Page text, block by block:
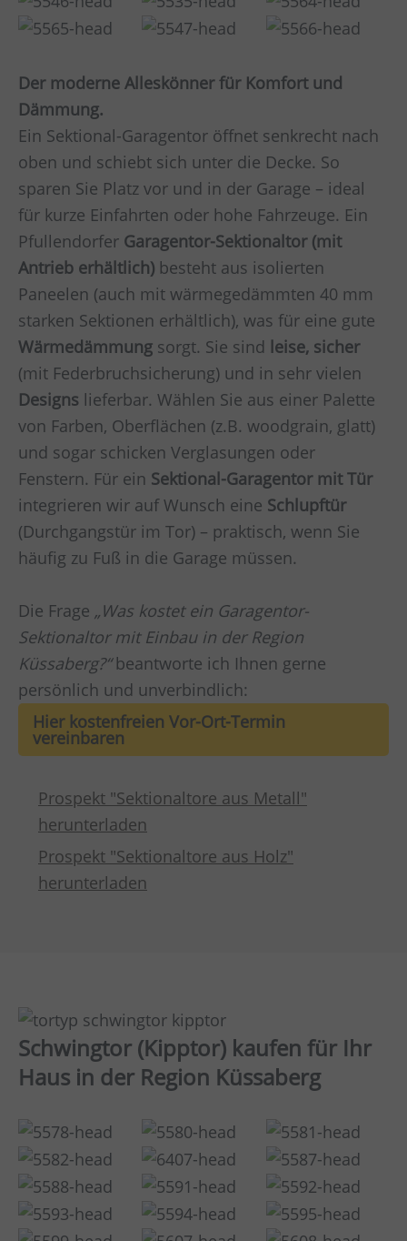
Der moderne Alleskönner für Komfort und
Dämmung.
Ein Sektional-Garagentor öffnet senkrecht nach
oben und schiebt sich unter die Decke. So
sparen Sie Platz vor und in der Garage – ideal
für kurze Einfahrten oder hohe Fahrzeuge. Ein
Pfullendorfer Garagentor-Sektionaltor (mit
Antrieb erhältlich) besteht aus isolierten
Paneelen (auch mit wärmegedämmten 40 mm
starken Sektionen erhältlich), was für eine gute
Wärmedämmung sorgt. Sie sind leise, sicher
(mit Federbruchsicherung) und in sehr vielen
Designs lieferbar. Wählen Sie aus einer Palette
von Farben, Oberflächen (z.B. woodgrain, glatt)
und sogar schicken Verglasungen oder
Fenstern. Für ein Sektional-Garagentor mit Tür
integrieren wir auf Wunsch eine Schlupftür
(Durchgangstür im Tor) – praktisch, wenn Sie
häufig zu Fuß in die Garage müssen.
Die Frage „Was kostet ein Garagentor-
Sektionaltor mit Einbau in der Region
Küssaberg?“beantworte ich Ihnen gerne
persönlich und unverbindlich:
Hier kostenfreien Vor-Ort-Termin
vereinbaren
Prospekt "Sektionaltore aus Metall"
herunterladen
Prospekt "Sektionaltore aus Holz"
herunterladen
Schwingtor (Kipptor) kaufen für Ihr
Haus in der Region Küssaberg